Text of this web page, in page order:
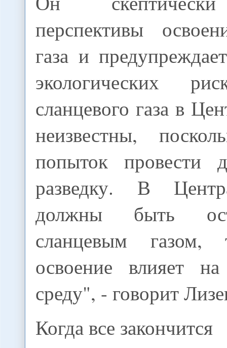
перспективы
газа и
экологических
сланцевого газа в
неизвестны,
попыток провести
разведку. В
должны быть
сланцевым
освоение влияет
среду", - говорит
Когда все закончится